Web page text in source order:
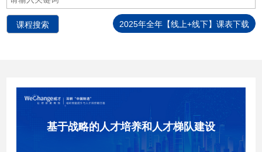
2025年全年【线上+线下】课表下载
基于战略的人才培养和人才梯队建设